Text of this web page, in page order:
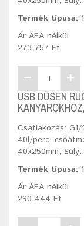
Termék típusa:
Ár ÁFA nélkül
273 757 Ft
USB DÜSEN
Csatlakozás:
40l/perc;
40x250mm;
Termék típusa:
Ár ÁFA nélkül
290 444 Ft